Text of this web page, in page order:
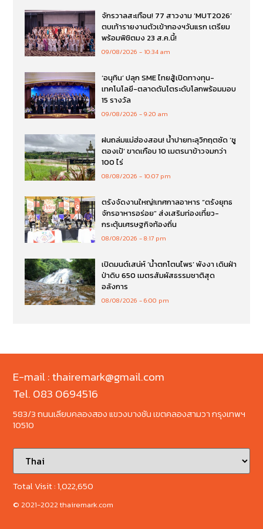
จักรวาลสะเทือน! 77 สาวงาม ‘MUT2026’
ตบเท้ารายงานตัวเข้ากองฯวันแรก เตรียม
พร้อมพิชิตมง 23 ส.ค.นี้!
09/08/2026 10:34 am
‘อนุทิน’ ปลุก SME ไทยสู้เปิดทางทุน-
เทคโนโลยี-ตลาดดันโตระดับโลกพร้อมมอบ
15 รางวัล
09/08/2026 9:20 am
ฝนถล่มแม่ฮ่องสอน! น้ำปายทะลุวิกฤตซัด ‘ซู
ตองเป้’ ขาดเกือบ 10 เมตรนาข้าวจมกว่า
100 ไร่
08/08/2026 10:07 pm
ตรังจัดงานใหญ่!เทศกาลอาหาร “ตรังยุทธ
จักรอาหารอร่อย” ส่งเสริมท่องเที่ยว-
กระตุ้นเศรษฐกิจท้องถิ่น
08/08/2026 8:17 pm
เปิดมนต์เสน่ห์ ‘น้ำตกโตนไพร’ พังงา เดินฝ่า
ป่าดิบ 650 เมตรสัมผัสธรรมชาติสุด
อลังการ
08/08/2026 6:00 pm
E-mail : thairemark@gmail.com
Tel. 083 0694516
583/3 ถนนเลียบคลองสอง แขวงบางชัน เขตคลองสามวา กรุงเทพฯ
10510
Total Visit :1,022,650
© 2021-2022 thairemark.com